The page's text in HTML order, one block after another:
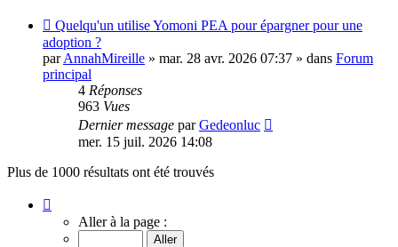
Nouveau
message
Quelqu'un utilise Yomoni PEA pour épargner pour une
adoption ?
parAnnahMireille » mar. 28 avr. 2026 07:37 » dans Forum
principal
4 Réponses
963 Vues
Dernier message parGedeonluc
mer. 15 juil. 2026 14:08
Plus de 1000 résultats ont été trouvés
sur
Aller à la page :